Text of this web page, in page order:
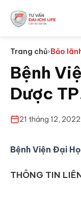
Trang chủ›Bảo
Bệnh
Dược
21 tháng 12, 2022
Bệnh Viện Đại
THÔNG TIN